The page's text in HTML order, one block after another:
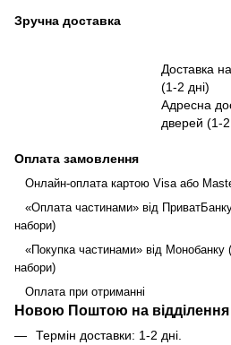
Зручна доставка
Доставка
(1-2 дні)
Адресна
дверей (1-2
Оплата замовлення
Онлайн-оплата картою Visa або
«Оплата частинами» від
набори)
«Покупка частинами» від Монобанку
набори)
Оплата при отриманні
Новою Поштою на відділення
Термін доставки: 1-2 дні.